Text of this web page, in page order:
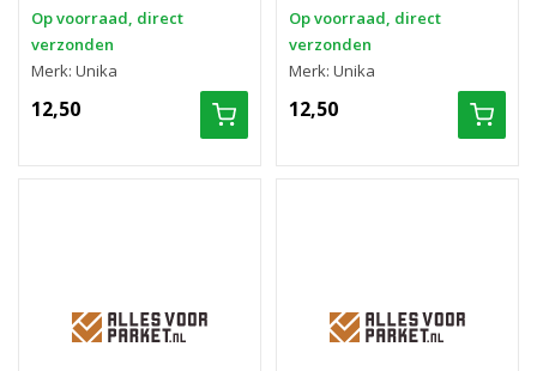
Op voorraad, direct
verzonden
Merk: Unika
12,50
Op voorraad, direct
verzonden
Merk: Unika
12,50